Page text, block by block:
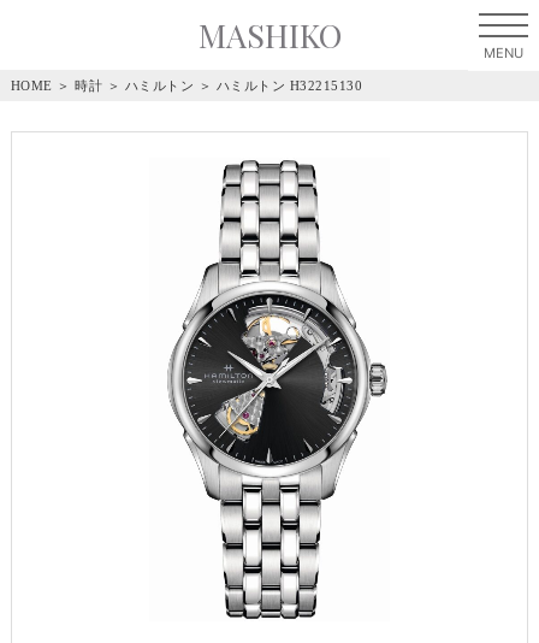
MASHIKO
HOME ＞ 時計 ＞ ハミルトン ＞ ハミルトン H32215130